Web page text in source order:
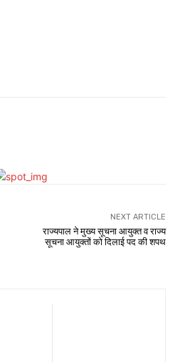
NEXT ARTICLE
राज्यपाल ने मुख्य सूचना आयुक्त व राज्य
सूचना आयुक्तों को दिलाई पद की शपथ